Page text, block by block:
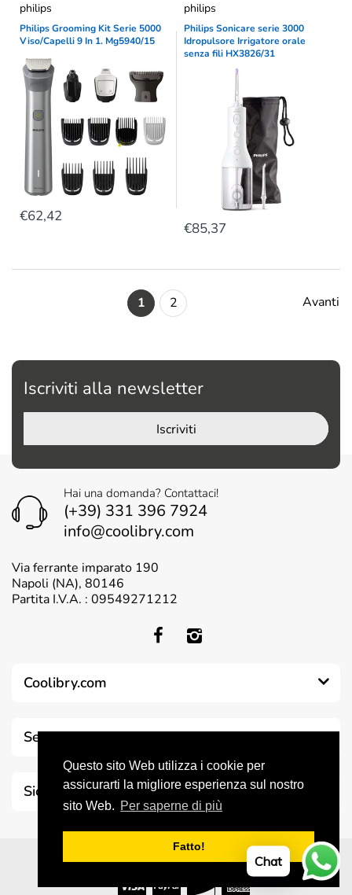
Questo sito Web utilizza i cookie per
assicurarti la migliore esperienza sul nostro
sito Web. Per saperne di più
Fatto!
philips
Philips Grooming Kit Serie 5000
Viso/Capelli 9 In 1. Mg5940/15
€62,42
philips
Philips Sonicare serie 3000
Idropulsore Irrigatore orale
senza fili HX3826/31
€85,37
1 2 Avanti
Iscriviti alla newsletter
Iscriviti
Hai una domanda? Contattaci!
(+39) 331 396 7924
info@coolibry.com
Via ferrante imparato 190
Napoli (NA), 80146
Partita I.V.A. : 09549271212
Coolibry.com
Servizio clienti
Sicurezza & Trasparenza
© 2026 Coolibry. All Rights Reserved
Chat